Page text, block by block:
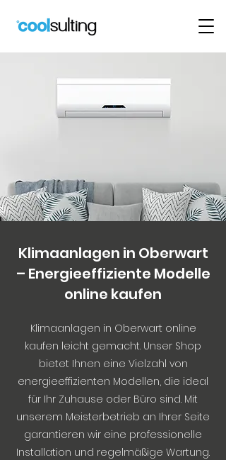
Klimaanlagen in Oberwart
– Energieeffiziente Modelle
online kaufen
Klimaanlagen in Oberwart online
kaufen leicht gemacht. Unser Shop
bietet Ihnen eine Vielzahl von
energieeffizienten Modellen, die ideal
für Ihr Zuhause oder Büro sind. Mit
unserem Meisterbetrieb an Ihrer Seite
garantieren wir eine professionelle
Installation und regelmäßige Wartung.